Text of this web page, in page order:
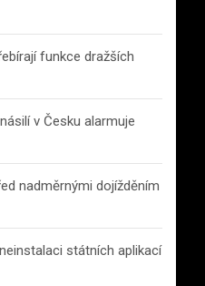
funkce dražších
v Česku alarmuje
nadměrnými dojížděním
státních aplikací